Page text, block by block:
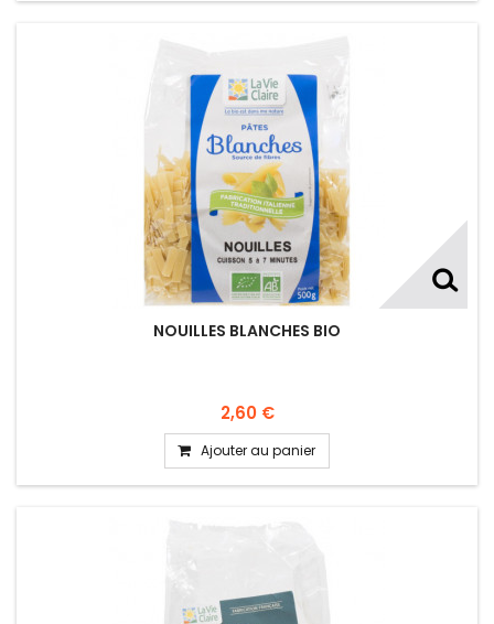
NOUILLES BLANCHES BIO
2,60 €
Ajouter au panier